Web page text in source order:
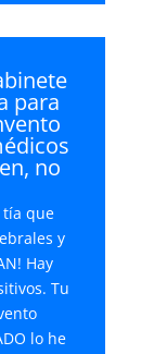
para
no
tía que
y
Hay
Tu
lo he